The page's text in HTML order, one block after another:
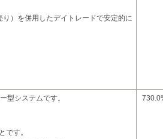
）を併用したデイトレードで安定的に
型システムです。
です。